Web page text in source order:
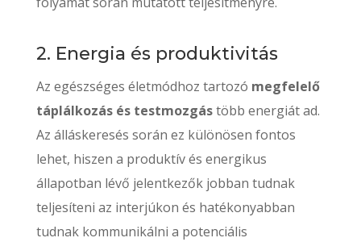
2. Energia és produktivitás
Az egészséges életmódhoz tartozó megfelelő
táplálkozás és testmozgástöbb energiát ad.
Az álláskeresés során ez különösen fontos
lehet, hiszen a produktív és energikus
állapotban lévő jelentkezők jobban tudnak
teljesíteni az interjúkon és hatékonyabban
tudnak kommunikálni a potenciális